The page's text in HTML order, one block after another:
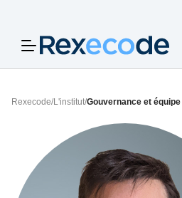
Rexecode/L'institut/Gouvernance et équipe